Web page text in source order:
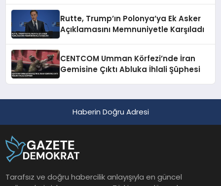
Rutte, Trump’ın Polonya’ya Ek Asker
Açıklamasını Memnuniyetle Karşıladı
CENTCOM Umman Körfezi’nde İran
Gemisine Çıktı Abluka İhlali Şüphesi
Haberin Doğru Adresi
Tarafsız ve doğru habercilik anlayışıyla en güncel